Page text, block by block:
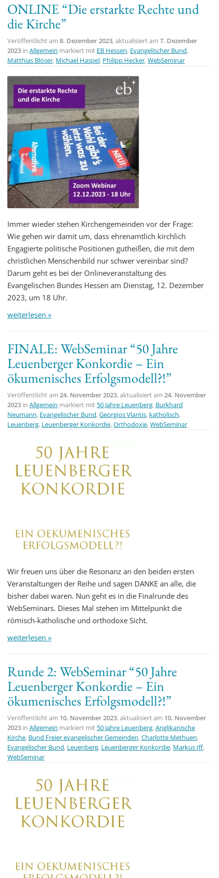
ONLINE “Die erstarkte Rechte und
die Kirche”
Veröffentlicht am 8. Dezember 2023, aktualisiert am 7. Dezember
2023 in Allgemein markiert mit EB Hessen, Evangelischer Bund,
Matthias Blöser, Michael Haspel, Philipp Hecker,WebSeminar
Immer wieder stehen Kirchengemeinden vor der Frage:
Wie gehen wir damit um, dass ehrenamtlich kirchlich
Engagierte politische Positionen gutheißen, die mit dem
christlichen Menschenbild nur schwer vereinbar sind?
Darum geht es bei der Onlineveranstaltung des
Evangelischen Bundes Hessen am Dienstag, 12. Dezember
2023, um 18 Uhr.
weiterlesen »
FINALE: WebSeminar “50 Jahre
Leuenberger Konkordie – Ein
ökumenisches Erfolgsmodell?!”
Veröffentlicht am 24. November 2023, aktualisiert am 24. November
2023 in Allgemein markiert mit 50 Jahre Leuenberg, Burkhard
Neumann, Evangelischer Bund,Georgios Vlantis, katholisch,
Leuenberg, Leuenberger Konkordie,Orthodoxie,WebSeminar
Wir freuen uns über die Resonanz an den beiden ersten
Veranstaltungen der Reihe und sagen DANKE an alle, die
bisher dabei waren. Nun geht es in die Finalrunde des
WebSeminars. Dieses Mal stehen im Mittelpunkt die
römisch-katholische und orthodoxe Sicht.
weiterlesen »
Runde 2: WebSeminar “50 Jahre
Leuenberger Konkordie – Ein
ökumenisches Erfolgsmodell?!”
Veröffentlicht am 10. November 2023, aktualisiert am 10. November
2023 in Allgemein markiert mit 50 Jahre Leuenberg,Anglikanische
Kirche, Bund Freier evangelischer Gemeinden,Charlotte Methuen,
Evangelischer Bund, Leuenberg, Leuenberger Konkordie, Markus Iff,
WebSeminar